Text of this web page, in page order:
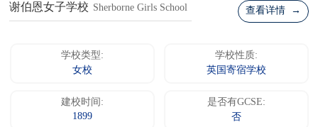
谢伯恩女子学校 Sherborne Girls School 查看详情 →
学校类型:
女校
学校性质:
英国寄宿学校
建校时间:
1899
是否有GCSE:
否